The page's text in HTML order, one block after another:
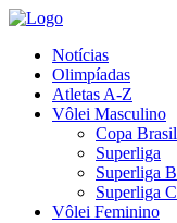
Notícias
Olimpíadas
Atletas A-Z
Vôlei Masculino
Copa Brasil
Superliga
Superliga B
Superliga C
Vôlei Feminino